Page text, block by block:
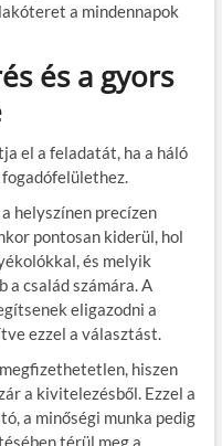
a mindennapok
és a gyors
el a feladatát, ha a háló
helyszínen precízen
pontosan kiderül, hol
és melyik
a család számára. A
eligazodni a
ezzel a választást.
hiszen
a kivitelezésből. Ezzel a
a minőségi munka pedig
térül meg a